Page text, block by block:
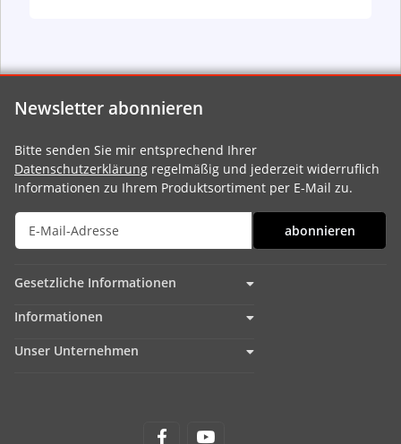
Newsletter abonnieren
Bitte senden Sie mir entsprechend Ihrer
Datenschutzerklärung regelmäßig und jederzeit widerruflich
Informationen zu Ihrem Produktsortiment per E-Mail zu.
abonnieren
Gesetzliche Informationen
Informationen
Unser Unternehmen